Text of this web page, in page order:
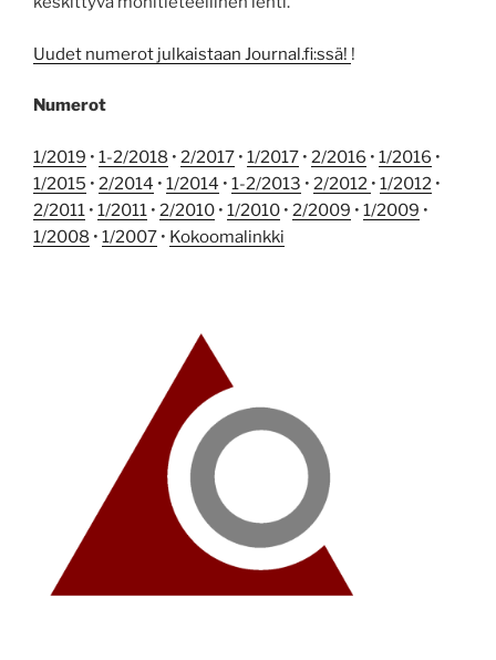
Uudet numerot julkaistaan Journal.fi:ssä! !
Numerot
1/2019 • 1-2/2018 • 2/2017 • 1/2017 • 2/2016 • 1/2016 •
1/2015 • 2/2014 • 1/2014 • 1-2/2013 • 2/2012 • 1/2012 •
2/2011 • 1/2011 • 2/2010 • 1/2010 • 2/2009 • 1/2009 •
1/2008 • 1/2007 • Kokoomalinkki